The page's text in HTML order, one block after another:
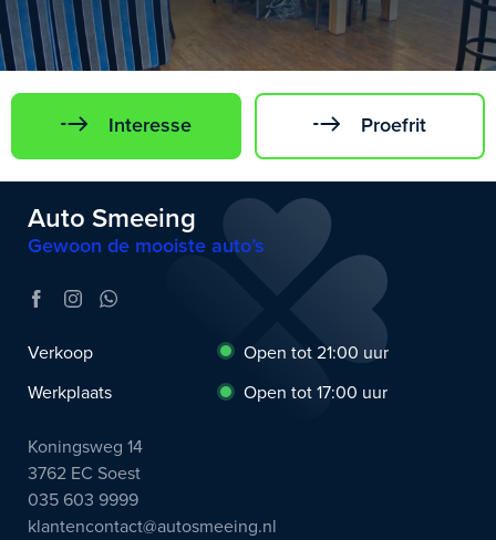
Interesse Proefrit
Auto Smeeing
Gewoon de mooiste auto’s
Verkoop
Open tot 21:00 uur
Werkplaats
Open tot 17:00 uur
Koningsweg 14
3762 EC Soest
035 603 9999
klantencontact@autosmeeing.nl